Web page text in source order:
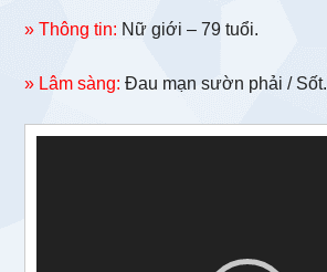
» Thông tin: Nữ giới – 79 tuổi.
» Lâm sàng: Đau mạn sườn phải / Sốt.